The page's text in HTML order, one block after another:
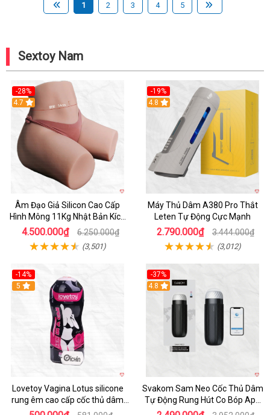
1 2 3 4 5
Sextoy Nam
-28%
4.7
Âm Đạo Giả Silicon Cao Cấp
Hình Mông 11Kg Nhật Bản Kích
Thước Như Thật
4.500.000₫ 6.250.000₫
(3,501)
-19%
Hot
4.8
Máy Thủ Dâm A380 Pro Thắt
Leten Tự Động Cực Mạnh
2.790.000₫ 3.444.000₫
(3,012)
-14%
Hot
5
Lovetoy Vagina Lotus silicone
rung êm cao cấp cốc thủ dâm
nam
-37%
4.8
Svakom Sam Neo Cốc Thủ Dâm
Tự Động Rung Hút Co Bóp App
Điều Khiển